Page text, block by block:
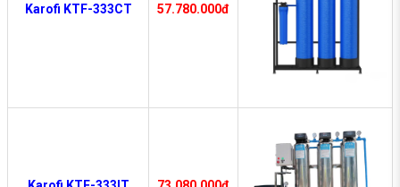
Karofi KTF-333CT 57.780.000đ